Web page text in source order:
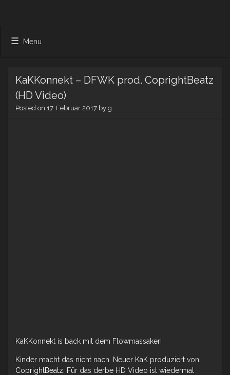
Menu
KaKKonnekt – DFWK prod. CoprightBeatz
(HD Video)
Posted on 17. Februar 2017 by g
KaKKonnekt is back mit dem Flowmassaker!
Kinder macht das nicht nach. Neuer KaK produziert von
CoprightBeatz . Für das derbe HD Video ist wiedermal